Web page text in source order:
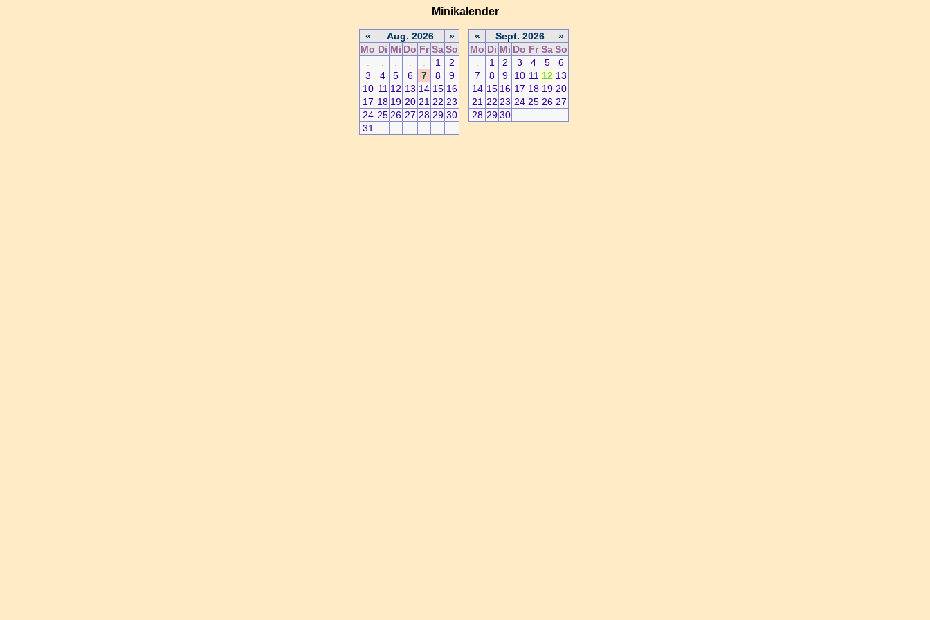
Minikalender
« Aug. 2026
»
Mo Di Mi Do Fr SaSo
1
2
3
4 5 6 7 8
9
10 11 12 13 14 15 16
17 18 19 20 21 22 23
24 25 26 27 28 29 30
31
« Sept. 2026
»
Mo Di Mi Do Fr SaSo
1 2 3 4 5
6
7
8 9 10 11 12 13
14 15 16 17 18 19 20
21 22 23 24 25 26 27
28 2930